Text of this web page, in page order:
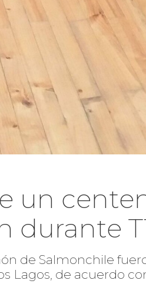
un
durante
de Salmonchile
Lagos, de acuerdo